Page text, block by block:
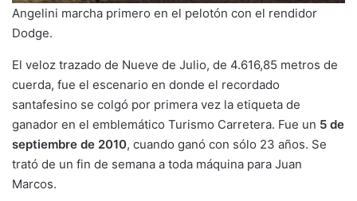
Angelini marcha primero en el pelotón con el rendidor
Dodge.
El veloz trazado de Nueve de Julio, de 4.616,85 metros de
cuerda, fue el escenario en donde el recordado
santafesino se colgó por primera vez la etiqueta de
ganador en el emblemático Turismo Carretera. Fue un 5 de
septiembre de 2010, cuando ganó con sólo 23 años. Se
trató de un fin de semana a toda máquina para Juan
Marcos.